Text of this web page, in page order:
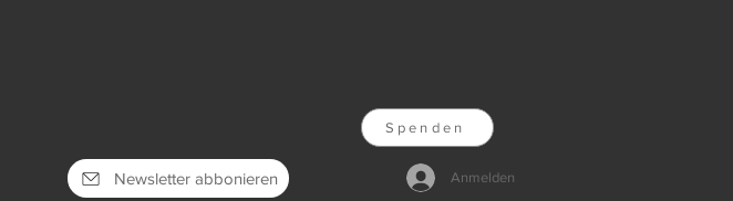
Newsletter abbonieren
Spenden
Anmelden